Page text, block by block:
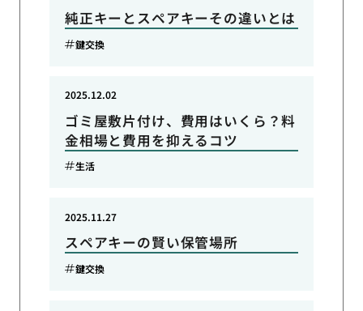
純正キーとスペアキーその違いとは
鍵交換
ゴミ屋敷片付け、費用はいくら？料
金相場と費用を抑えるコツ
2025.12.02
生活
スペアキーの賢い保管場所
2025.11.27
鍵交換